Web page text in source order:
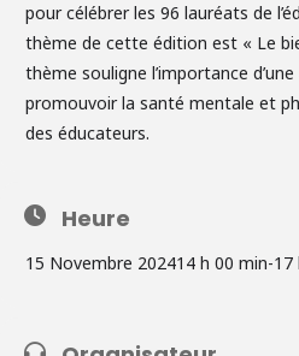
pour célébrer les 96 lauréats de
thème de cette édition est « Le
thème souligne l’importance
promouvoir la santé mentale et
des éducateurs.
Heure
15 Novembre 202414 h 00 min-17